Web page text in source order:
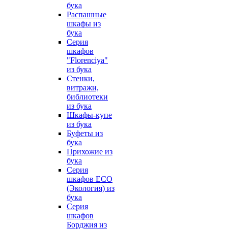
бука
Распашные
шкафы из
бука
Серия
шкафов
"Florenciya"
из бука
Стенки,
витражи,
библиотеки
из бука
Шкафы-купе
из бука
Буфеты из
бука
Прихожие из
бука
Серия
шкафов ECO
(Экология) из
бука
Серия
шкафов
Борджия из